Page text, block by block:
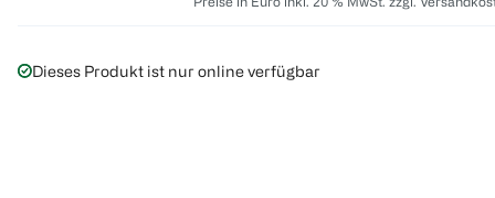
Dieses Produkt ist nur online verfügbar